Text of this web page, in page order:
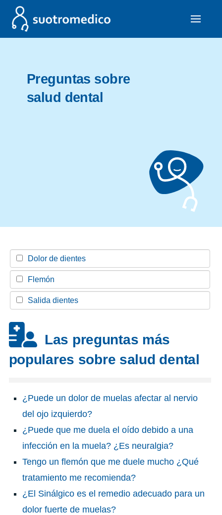
Preguntas sobre
salud dental
Dolor de dientes
Flemón
Salida dientes
Las preguntas más
populares sobre salud dental
¿Puede un dolor de muelas afectar al nervio
del ojo izquierdo?
¿Puede que me duela el oído debido a una
infección en la muela? ¿Es neuralgia?
Tengo un flemón que me duele mucho ¿Qué
tratamiento me recomienda?
¿El Sinálgico es el remedio adecuado para un
dolor fuerte de muelas?